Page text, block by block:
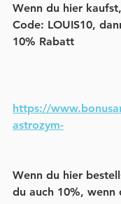
Wenn du hier
Code: LOUIS10,
10% Rabatt
https://
astrozym-
Wenn du hier
du auch 10%, wenn